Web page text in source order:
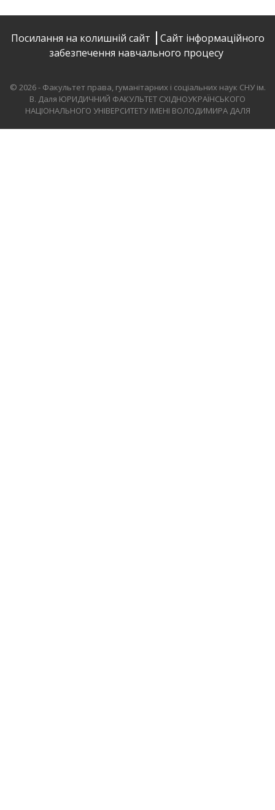
Посилання на колишній сайт
Сайт інформаційного
забезпечення навчального процесу
© 2026 - Факультет права, гуманітарних і соціальних наук СНУ ім.
В. Даля ЮРИДИЧНИЙ ФАКУЛЬТЕТ СХІДНОУКРАЇНСЬКОГО
НАЦІОНАЛЬНОГО УНІВЕРСИТЕТУ ІМЕНІ ВОЛОДИМИРА ДАЛЯ